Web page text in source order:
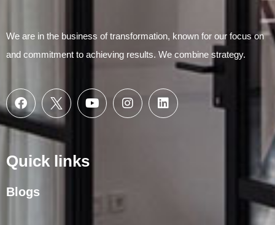
We are in the business of transformation, known for our focus on
and commitment to achieving results. We combine strategy.
Quick links
Blogs